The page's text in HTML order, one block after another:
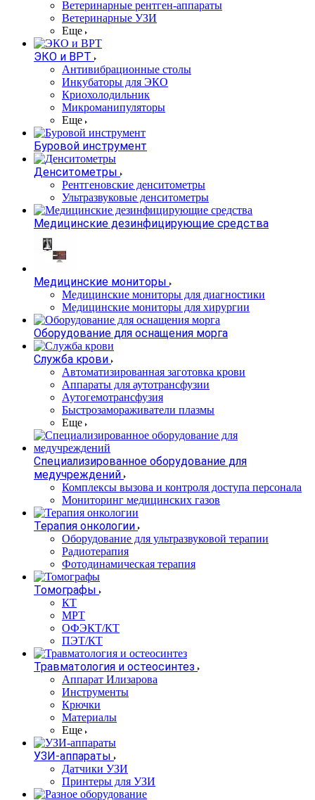
Ветеринарные рентген-аппараты
Ветеринарные УЗИ
Еще
ЭКО и ВРТ
Антивибрационные столы
Инкубаторы для ЭКО
Криохолодильник
Микроманипуляторы
Еще
Буровой инструмент
Денситометры
Рентгеновские денситометры
Ультразвуковые денситометры
Медицинские дезинфицирующие средства
Медицинские мониторы
Медицинские мониторы для диагностики
Медицинские мониторы для хирургии
Оборудование для оснащения морга
Служба крови
Автоматизированная заготовка крови
Аппараты для аутотрансфузии
Аутогемотрансфузия
Быстрозамораживатели плазмы
Еще
Специализированное оборудование для
медучреждений
Комплексы вызова и контроля доступа персонала
Мониторинг медицинских газов
Терапия онкологии
Оборудование для ультразвуковой терапии
Радиотерапия
Фотодинамическая терапия
Томографы
КТ
МРТ
ОФЭКТ/КТ
ПЭТ/КТ
Травматология и остеосинтез
Аппарат Илизарова
Инструменты
Крючки
Материалы
Еще
УЗИ-аппараты
Датчики УЗИ
Принтеры для УЗИ